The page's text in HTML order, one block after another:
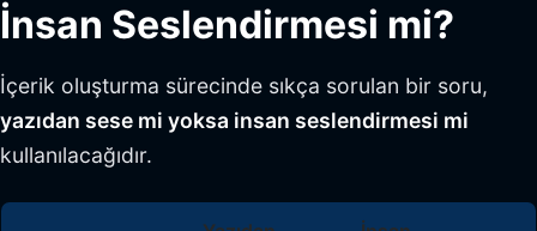
İnsan Seslendirmesi mi?
İçerik oluşturma sürecinde sıkça sorulan bir soru,
yazıdan sese mi yoksa insan seslendirmesi mi
kullanılacağıdır.